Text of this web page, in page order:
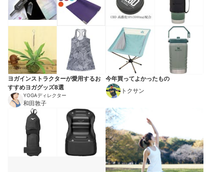
ヨガインストラクターが愛用するお
すすめヨガグッズ8選
YOGAディレクター
和田敦子
今年買ってよかったもの
トクサン